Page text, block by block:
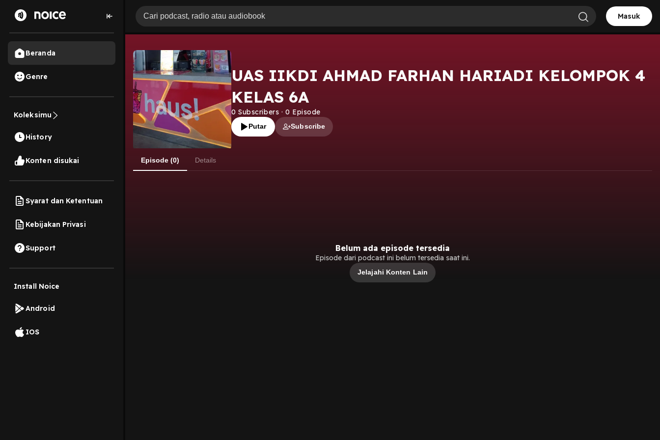
Beranda
Genre
Koleksimu
History
Konten disukai
Syarat dan Ketentuan
Kebijakan Privasi
Support
Install Noice
Android
IOS
Masuk
UAS IIKDI AHMAD FARHAN HARIADI KELOMPOK 4
KELAS 6A
0 Subscribers · 0 Episode
Putar Subscribe
Episode (0) Details
Belum ada episode tersedia
Episode dari podcast ini belum tersedia saat ini.
Jelajahi Konten Lain